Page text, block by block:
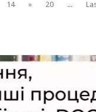
14 » 20 ...